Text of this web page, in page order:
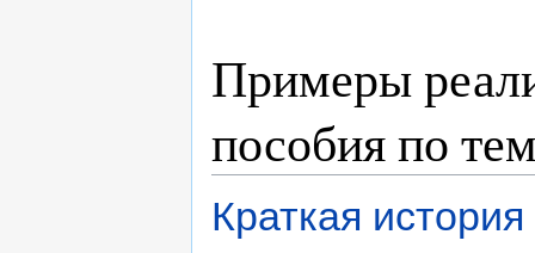
Примеры
пособия по
Краткая